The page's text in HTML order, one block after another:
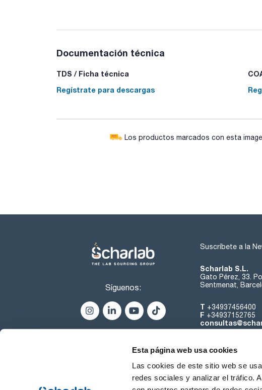
Esta página web usa cookies
Las cookies de este sitio web se
redes sociales y analizar el tráfico.
Documentación técnica
TDS / Ficha técnica
Regístrate para descargas
Los productos marcados con esta
Síguenos:
Suscríbete a la
Scharlab S.L.
Gato Pérez, 33.
Sentmenat,
T +34937456400
F +34937152765